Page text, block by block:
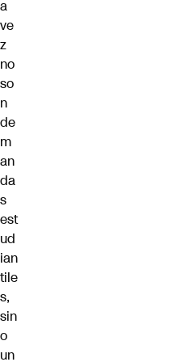
a
ve
z
no
so
n
de
m
an
da
s
est
ud
ian
tile
s,
sin
o
un